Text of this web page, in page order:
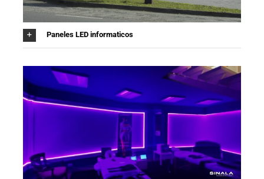
Paneles LED informaticos